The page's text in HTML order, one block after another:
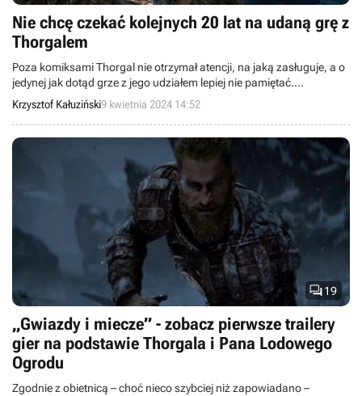
Nie chcę czekać kolejnych 20 lat na udaną grę z
Thorgalem
Poza komiksami Thorgal nie otrzymał atencji, na jaką zasługuje, a o
jedynej jak dotąd grze z jego udziałem lepiej nie pamiętać.
Zastanówmy się zatem przez chwilę, jak może wyglądać nowa
produkcja z Thorgalem w roli głównej i kto zyska na niej więcej.
Krzysztof Kałuziński9 kwietnia 2024 14:52
19
„Gwiazdy i miecze” - zobacz pierwsze trailery
gier na podstawie Thorgala i Pana Lodowego
Ogrodu
Zgodnie z obietnicą – choć nieco szybciej niż zapowiadano –